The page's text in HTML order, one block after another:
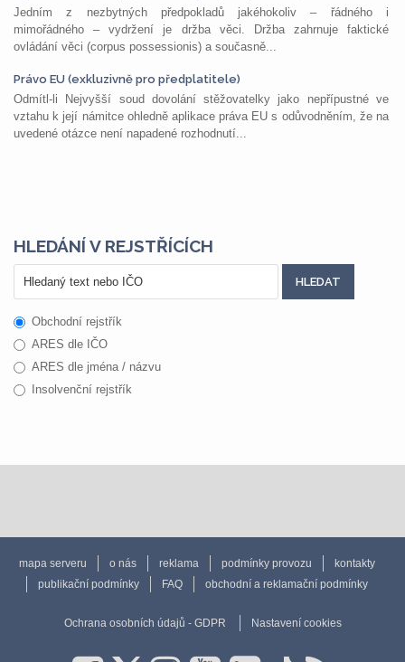
Jedním z nezbytných předpokladů jakéhokoliv – řádného i
mimořádného – vydržení je držba věci. Držba zahrnuje faktické
ovládání věci (corpus possessionis) a současně...
Právo EU (exkluzivně pro předplatitele)
Odmítl-li Nejvyšší soud dovolání stěžovatelky jako nepřípustné ve
vztahu k její námitce ohledně aplikace práva EU s odůvodněním, že na
uvedené otázce není napadené rozhodnutí...
HLEDÁNÍ V REJSTŘÍCÍCH
Obchodní rejstřík
ARES dle IČO
ARES dle jména / názvu
Insolvenční rejstřík
mapa serveru o nás reklama podmínky provozu
kontakty
publikační podmínky
FAQ obchodní a reklamační podmínky
Ochrana osobních údajů - GDPR Nastavení cookies